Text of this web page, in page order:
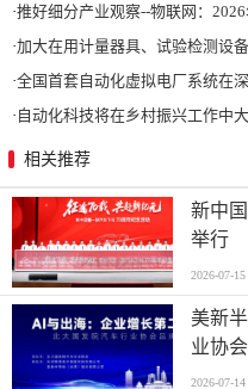
·推好细分产业观察--物联网：2026年中国物联网市场规
·加大在用计量器具、试验检测设备的自动化、数字化改造力
·全国首套自动化虚拟电厂系统在深圳试
· 自动化科技将在乡村振兴工作中大有作为|《关
相关推荐
新中
举行
2026-07-15
美新
业协
2026-07-14